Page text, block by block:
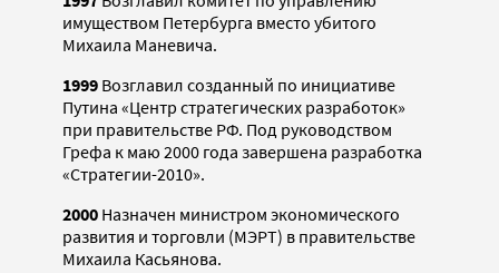
имуществом Петербурга вместо убитого
Михаила Маневича.
1999 Возглавил созданный по инициативе
Путина «Центр стратегических разработок»
при правительстве РФ. Под руководством
Грефа к маю 2000 года завершена разработка
«Стратегии-2010».
2000 Назначен министром экономического
развития и торговли (МЭРТ) в правительстве
Михаила Касьянова.